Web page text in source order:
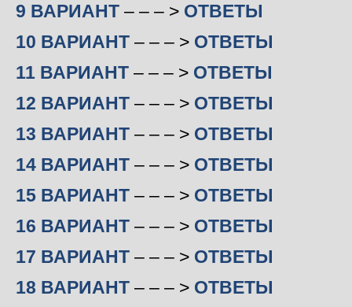
9 ВАРИАНТ – – – > ОТВЕТЫ
10 ВАРИАНТ – – – > ОТВЕТЫ
11 ВАРИАНТ – – – > ОТВЕТЫ
12 ВАРИАНТ – – – > ОТВЕТЫ
13 ВАРИАНТ – – – > ОТВЕТЫ
14 ВАРИАНТ – – – > ОТВЕТЫ
15 ВАРИАНТ – – – > ОТВЕТЫ
16 ВАРИАНТ – – – > ОТВЕТЫ
17 ВАРИАНТ – – – > ОТВЕТЫ
18 ВАРИАНТ – – – > ОТВЕТЫ